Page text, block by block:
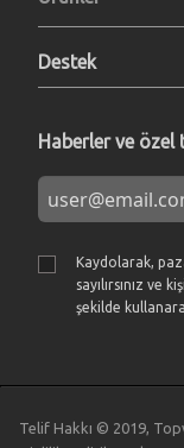
Destek
Haberler ve
Kaydolarak,
sayılırsınız ve
şekilde
Telif Hakkı © 2019,